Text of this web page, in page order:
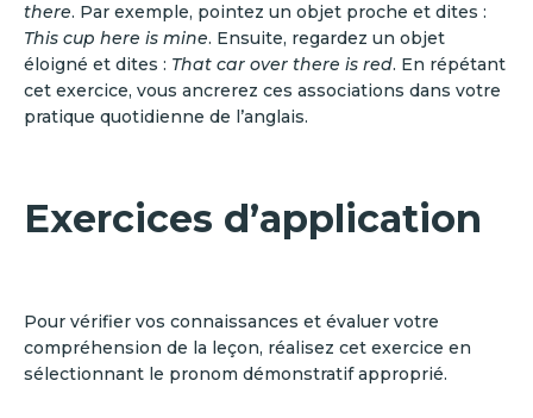
there. Par exemple, pointez un objet proche et dites :
This cup here is mine. Ensuite, regardez un objet
éloigné et dites : That car over there is red. En répétant
cet exercice, vous ancrerez ces associations dans votre
pratique quotidienne de l’anglais.
Exercices d’application
Pour vérifier vos connaissances et évaluer votre
compréhension de la leçon, réalisez cet exercice en
sélectionnant le pronom démonstratif approprié.